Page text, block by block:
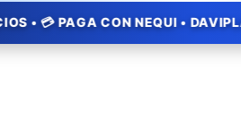
• DAVIPLATA